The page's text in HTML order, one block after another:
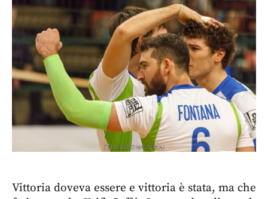
Vittoria doveva essere e vittoria è stata, ma che